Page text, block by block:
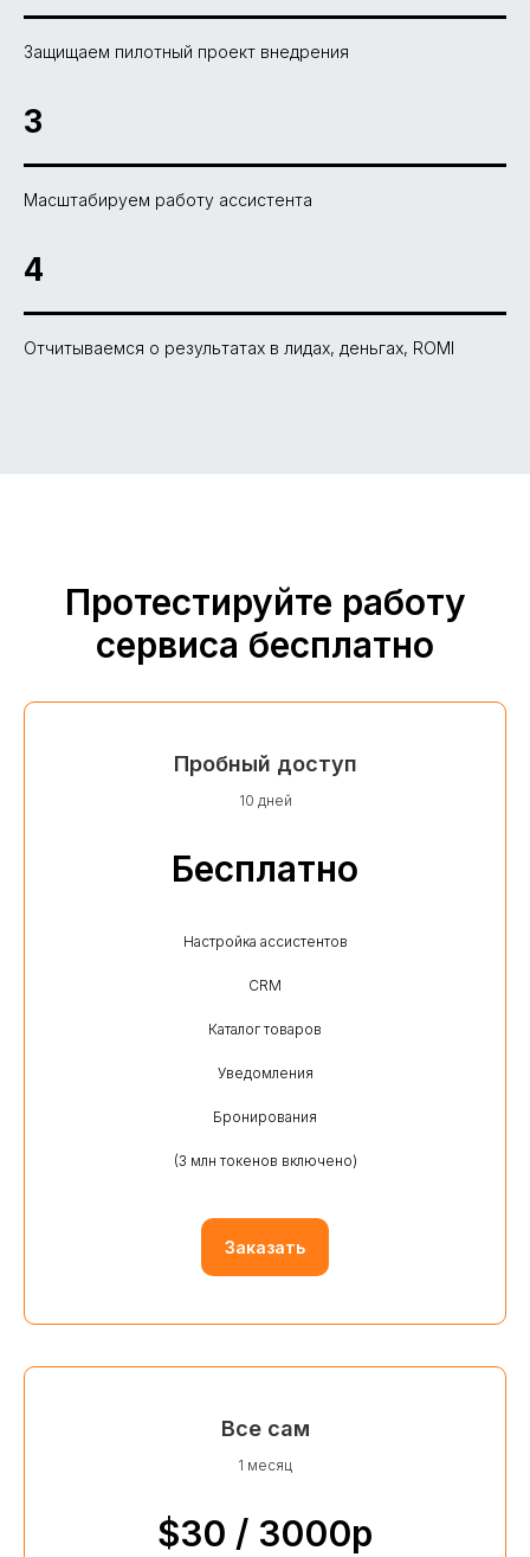
Защищаем пилотный проект внедрения
3
Масштабируем работу ассистента
4
Отчитываемся о результатах в лидах, деньгах, ROMI
Протестируйте работу
сервиса бесплатно
Пробный доступ
10 дней
Бесплатно
Настройка ассистентов
CRM
Каталог товаров
Уведомления
Бронирования
(3 млн токенов включено)
Заказать
Все сам
1 месяц
$30 / 3000р